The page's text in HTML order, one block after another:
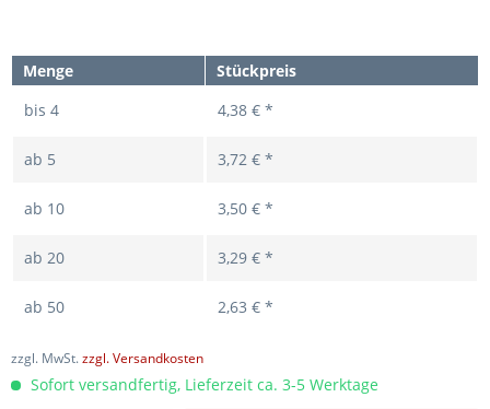
Menge
Stückpreis
bis 4 4,38 € *
ab 5 3,72 € *
ab 10 3,50 € *
ab 20 3,29 € *
ab 50 2,63 € *
zzgl. MwSt.zzgl. Versandkosten
Sofort versandfertig, Lieferzeit ca. 3-5 Werktage